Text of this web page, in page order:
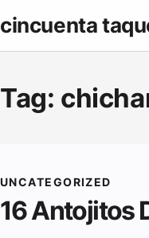
to
cincuenta
Tag:
UNCATEGORIZED
16 Antojitos